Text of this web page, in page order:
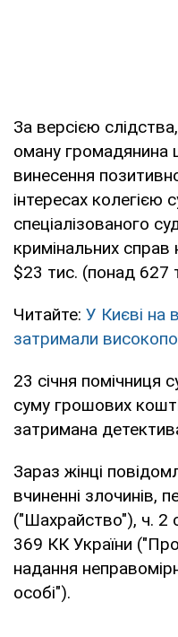
За версією
оману
винесення
інтересах колегією
спеціалізованого
кримінальних справ
$23 тис. (понад 627
Читайте: У Києві на
затримали
23 січня помічниця
суму грошових
затримана
Зараз жінці
вчиненні злочинів,
("Шахрайство"), ч. 2
369 КК України
надання
особі").